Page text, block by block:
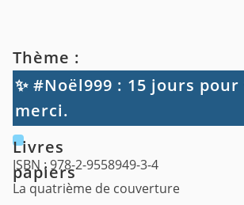
Thème :
✨ #Noël999 : 15 jours
merci.
Livres
papiers
ISBN : 978-2-9558949-3-4
La quatrième de couverture